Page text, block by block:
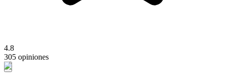
4.8
305 opiniones